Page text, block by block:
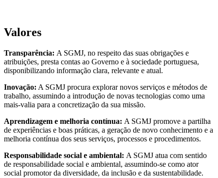
Valores
Transparência: A SGMJ, no respeito das suas obrigações e
atribuições, presta contas ao Governo e à sociedade portuguesa,
disponibilizando informação clara, relevante e atual.
Inovação: A SGMJ procura explorar novos serviços e métodos de
trabalho, assumindo a introdução de novas tecnologias como uma
mais-valia para a concretização da sua missão.
Aprendizagem e melhoria contínua: A SGMJ promove a partilha
de experiências e boas práticas, a geração de novo conhecimento e a
melhoria contínua dos seus serviços, processos e procedimentos.
Responsabilidade social e ambiental: A SGMJ atua com sentido
de responsabilidade social e ambiental, assumindo-se como ator
social promotor da diversidade, da inclusão e da sustentabilidade.